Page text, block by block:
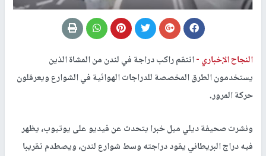
النجاح الإخباري -انتقم راكب دراجة في لندن من المشاة الذين
يستخدمون الطرق المخصصة للدراجات الهوائية في الشوارع ويعرقلون
حركة المرور.
ونشرت صحيفة ديلي ميل خبرا يتحدث عن فيديو على يوتيوب، يظهر
فيه دراج البريطاني يقود دراجته وسط شوارع لندن، ويصطدم تقريبا